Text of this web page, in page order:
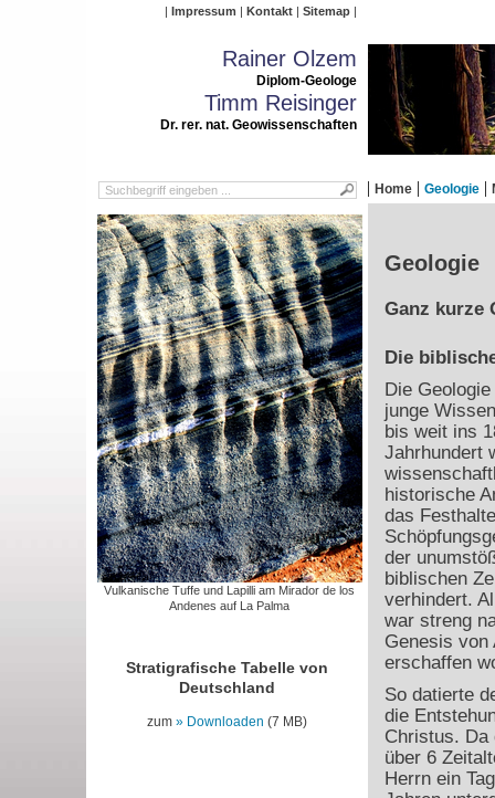
Impressum Kontakt Sitemap
Rainer Olzem
Diplom-Geologe
Timm Reisinger
Dr. rer. nat. Geowissenschaften
Home Geologie
Vulkanische Tuffe und Lapilli am Mirador de los
Andenes auf La Palma
Stratigrafische Tabelle von
Deutschland
zum Downloaden (7 MB)
Geologie
Ganz kurze
Die
Die
junge
bis weit ins
Jahrhundert
historische
das
der
biblischen
verhindert.
war streng
Genesis von
erschaffen
So datierte
die
Christus. Da
über 6
Herrn ein